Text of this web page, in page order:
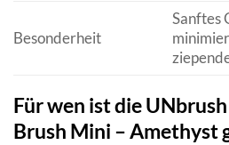
Besonderheit
Sanftes
Für wen ist die
Brush Mini – Amethyst